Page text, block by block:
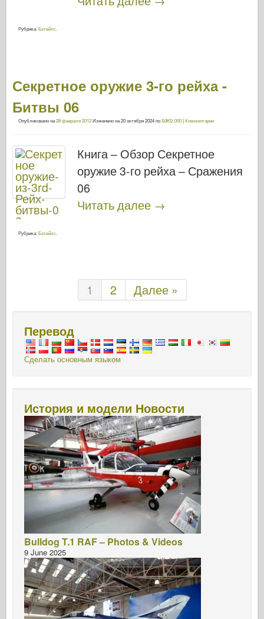
Рубрика:Бэтейлс
Секретное оружие 3-го рейха -
Битвы 06
Опубликовано на28 февраля 2012Изменено на20 октября 2024поSdKfz.000|Комментарии
Книга – Обзор Секретное
оружие 3-го рейха – Сражения
06
Читать далее →
Рубрика:Бэтейлс
1 2 Далее »
Перевод
Сделать основным языком
История и модели Новости
Bulldog T.1 RAF – Photos & Videos
9 June 2025